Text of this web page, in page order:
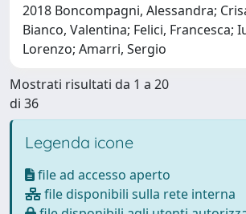
2018 Boncompagni, Alessandra;
Bianco, Valentina; Felici, Francesca;
Lorenzo; Amarri, Sergio
Mostrati risultati da 1 a 20
di 36
Legenda icone
file ad accesso aperto
file disponibili sulla rete interna